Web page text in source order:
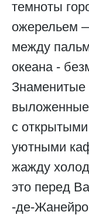
темноты
ожерельем
между
океана -
Знаменитые
с
уютными
жажду
это перед
-де-